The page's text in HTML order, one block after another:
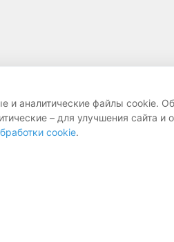
и аналитические файлы cookie.
– для улучшения сайта и
cookie.